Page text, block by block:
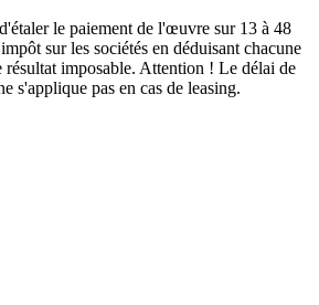
le paiement de l'œuvre sur 13 à 48
sur les sociétés en déduisant chacune
résultat imposable. Attention ! Le délai de
s'applique pas en cas de leasing.